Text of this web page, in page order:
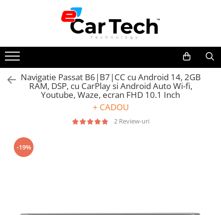
Summer sale
Navigatie dedicata
Navigatii Volkswagen
Navigatii Ford
Navigatii Opel
Navigatie Passat B6|B7|CC cu Android 14, 2GB
RAM, DSP, cu CarPlay si Android Auto Wi-fi,
Youtube, Waze, ecran FHD 10.1 Inch
+ CADOU
2 Review-uri
-19%